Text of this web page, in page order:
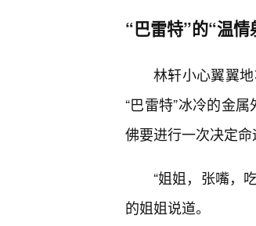
“巴雷特”的“温
林轩小心翼翼
“巴雷特”冰冷的金
佛要进行一次决定命
“姐姐，张嘴，
的姐姐说道。